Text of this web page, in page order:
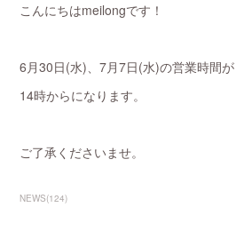
こんにちはmeilongです！
6月30日(水)、7月7日(水)の営業時間が
14時からになります。
ご了承くださいませ。
NEWS(124)